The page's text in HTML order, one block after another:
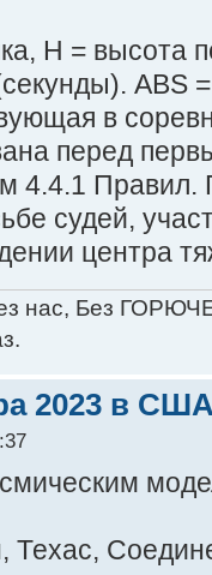
H = высота
ABS
в
перед
4.4.1
судей,
центра
нас, Без
2023 в
Техас,